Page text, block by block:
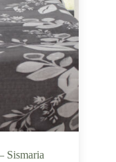
Sismaria